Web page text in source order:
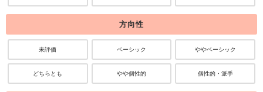
方向性
未評価 ベーシック ややベーシック
どちらとも やや個性的 個性的・派手